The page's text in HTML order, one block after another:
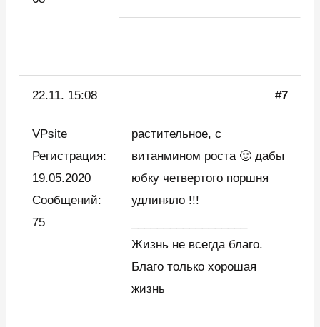
22.11. 15:08 #7
VPsite
Регистрация:
19.05.2020
Сообщений:
75
растительное, с
витанмином роста 🙂 дабы
юбку четвертого поршня
удлиняло !!!
Жизнь не всегда благо.
Благо только хорошая
жизнь